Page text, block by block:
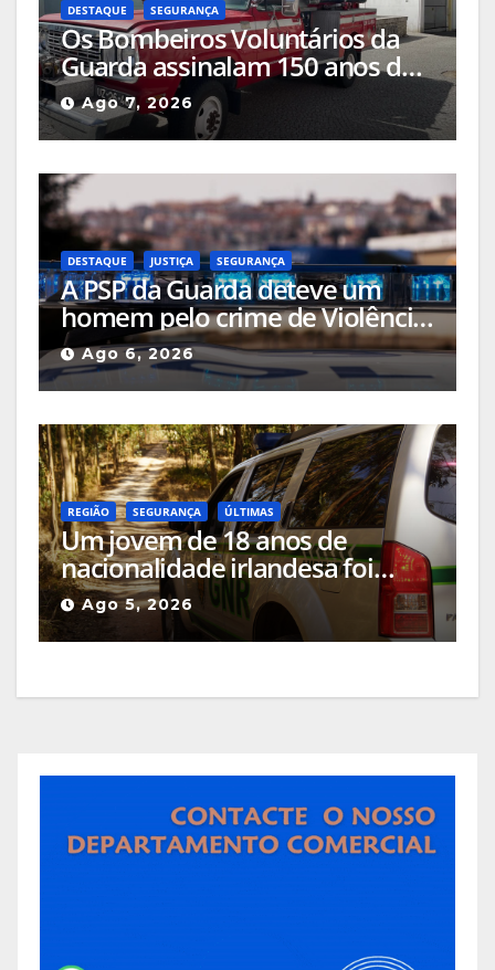
DESTAQUE SEGURANÇA
Os Bombeiros Voluntários da
Guarda assinalam 150 anos de
história com comemorações a
acontecerem no centro da
cidade
Ago 7, 2026
DESTAQUE JUSTIÇA SEGURANÇA
A PSP da Guarda deteve um
homem pelo crime de Violência
Doméstica após agressão grave
na via pública
Ago 6, 2026
REGIÃO SEGURANÇA ÚLTIMAS
Um jovem de 18 anos de
nacionalidade irlandesa foi
detido pela GNR em Celorico da
Beira pelo crime de incêndio
rural
Ago 5, 2026